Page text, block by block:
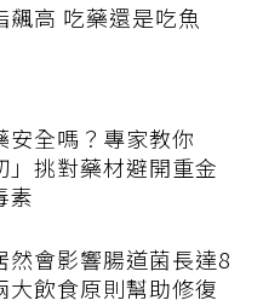
飆高 吃藥還是吃魚
安全嗎？專家教你
」挑對藥材避開重金
素
然會影響腸道菌長達8
大飲食原則幫助修復